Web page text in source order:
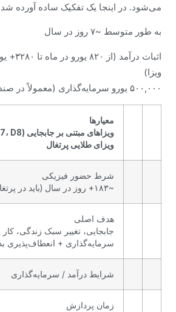
می‌شود. در اینجا یک تفکیک ساده آورده
به طور متوسط ~۷ روز در سال
اثبات
ویزا)
۵۰۰,۰۰۰ یورو سرمایه‌گذاری (معمولاً در صندوق‌ها)
معیارها
ویزاهای مبتنی بر جابجایی (D7، D8، کار، HQA و غیره)
ویزای طلایی پرتغال
شرط حضور فیزیکی
~۱۸۳+ روز در سال (باید در پرتغال زندگی کنید)
هدف اصلی
جابجایی، تغییر سبک زندگی، کار
سرمایه‌گذاری + انعطاف‌پذیری
شرایط درآمد / سرمایه‌گذاری
زمان پردازش